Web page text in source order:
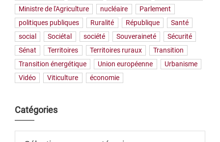
Ministre de l'Agriculture
nucléaire
Parlement
politiques publiques
Ruralité République
Santé
social
Sociétal société Souveraineté
Sécurité
Sénat
Territoires Territoires ruraux
Transition
Transition énergétique
Union européenne
Urbanisme
Vidéo
Viticulture économie
Catégories